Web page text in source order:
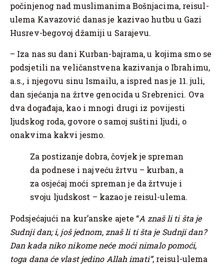
počinjenog nad muslimanima Bošnjacima, reisul-
ulema Kavazović danas je kazivao hutbu u Gazi
Husrev-begovoj džamiji u Sarajevu.
– Iza nas su dani Kurban-bajrama, u kojima smo se
podsjetili na veličanstvena kazivanja o Ibrahimu,
a.s., i njegovu sinu Ismailu, a ispred nas je 11. juli,
dan sjećanja na žrtve genocida u Srebrenici. Ova
dva događaja, kao i mnogi drugi iz povijesti
ljudskog roda, govore o samoj suštini ljudi, o
onakvima kakvi jesmo.
Za postizanje dobra, čovjek je spreman
da podnese i najveću žrtvu – kurban, a
za osjećaj moći spreman je da žrtvuje i
svoju ljudskost – kazao je reisul-ulema.
Podsjećajući na kur’anske ajete “A znaš li ti šta je
Sudnji dan; i, još jednom, znaš li ti šta je Sudnji dan?
Dan kada niko nikome neće moći nimalo pomoći,
toga dana će vlast jedino Allah imati”, reisul-ulema